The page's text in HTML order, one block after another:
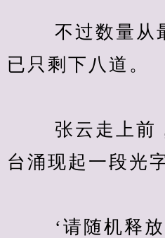
不过数量从最
已只剩下八道。
张云走上前，
台涌现起一段
‘请随机释放